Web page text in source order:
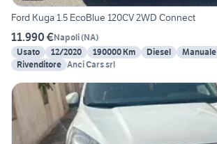
Ford Kuga 1.5 EcoBlue 120CV 2WD Connect
11.990 €Napoli(NA)
Usato
12/2020 190000 Km Diesel Manuale
Rivenditore Anci Cars srl